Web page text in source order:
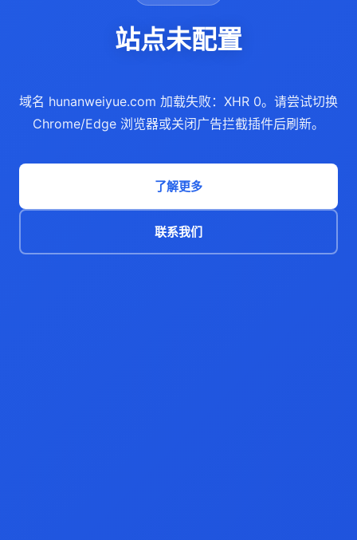
站点未配置
域名 hunanweiyue.com 加载失败：XHR 0。请尝试切换
Chrome/Edge 浏览器或关闭广告拦截插件后刷新。
了解更多
联系我们